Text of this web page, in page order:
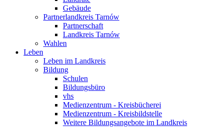
Gebäude
Partnerlandkreis Tarnów
Partnerschaft
Landkreis Tarnów
Wahlen
Leben
Leben im Landkreis
Bildung
Schulen
Bildungsbüro
vhs
Medienzentrum - Kreisbücherei
Medienzentrum - Kreisbildstelle
Weitere Bildungsangebote im Landkreis